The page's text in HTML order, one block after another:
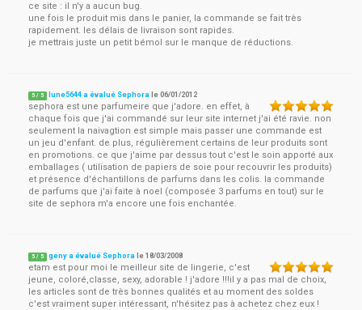
ce site : il n'y a aucun bug.
une fois le produit mis dans le panier, la commande se fait très
rapidement. les délais de livraison sont rapides.
je mettrais juste un petit bémol sur le manque de réductions.
5 / 5 lune5644 a évalué Sephora le06/01/2012
sephora est une parfumeire que j'adore. en effet, à
chaque fois que j'ai commandé sur leur site internet j'ai été ravie. non
seulement la naivagtion est simple mais passer une commande est
un jeu d'enfant. de plus, régulièrement certains de leur produits sont
en promotions. ce que j'aime par dessus tout c'est le soin apporté aux
emballages ( utilisation de papiers de soie pour recouvrir les produits)
et présence d'échantillons de parfums dans les colis. la commande
de parfums que j'ai faite à noel (composée 3 parfums en tout) sur le
site de sephora m'a encore une fois enchantée.
5 / 5 geny a évalué Sephora le18/03/2008
etam est pour moi le meilleur site de lingerie, c'est
jeune, coloré,classe, sexy, adorable ! j'adore !!!il y a pas mal de choix,
les articles sont de très bonnes qualités et au moment des soldes
c'est vraiment super intéressant, n'hésitez pas à achetez chez eux !